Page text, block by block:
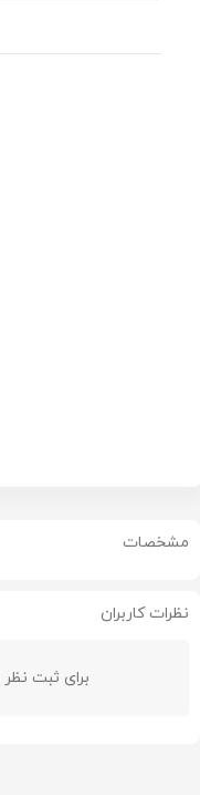
مشخصات
نظرات کاربران
برای ثبت نظر